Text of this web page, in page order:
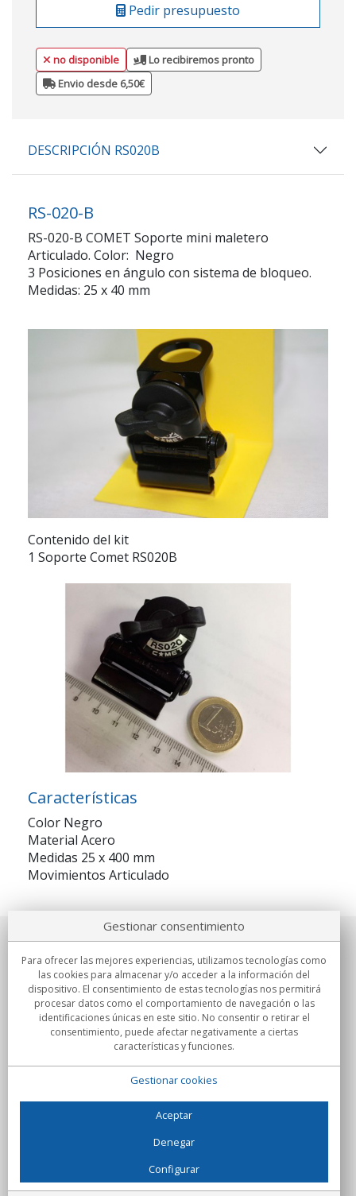
Pedir presupuesto
no disponible
Lo recibiremos pronto
Envio desde 6,50€
DESCRIPCIÓN RS020B
RS-020-B
RS-020-B COMET Soporte mini maletero
Articulado. Color: Negro
3 Posiciones en ángulo con sistema de bloqueo.
Medidas: 25 x 40 mm
Contenido del kit
1 Soporte Comet RS020B
Características
Color Negro
Material Acero
Medidas 25 x 400 mm
Movimientos Articulado
Sobre nosotros
Compromisos
Compras
C/Flassaders, 13, Nave 6, 08130 Santa Perpètua de Mogoda
(Barcelona) - España
Gestionar consentimiento
Para ofrecer las mejores experiencias, utilizamos tecnologías como
las cookies para almacenar y/o acceder a la información del
dispositivo. El consentimiento de estas tecnologías nos permitirá
procesar datos como el comportamiento de navegación o las
identificaciones únicas en este sitio. No consentir o retirar el
consentimiento, puede afectar negativamente a ciertas
características y funciones.
Gestionar cookies
Aceptar
Denegar
Configurar